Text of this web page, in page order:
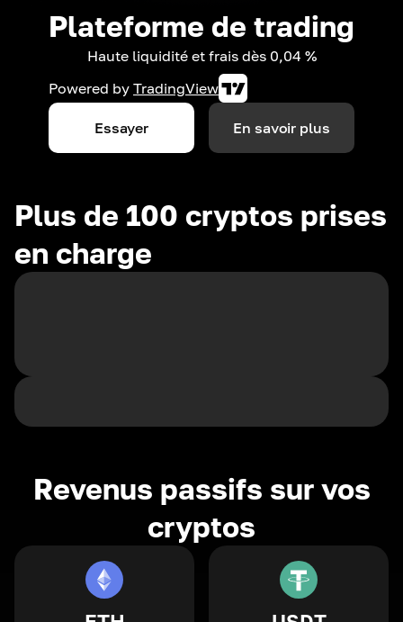
Plateforme de trading
Haute liquidité et frais dès 0,04 %
Powered by TradingView
Essayer En savoir plus
Plus de 100 cryptos prises
en charge
Revenus passifs sur vos
cryptos